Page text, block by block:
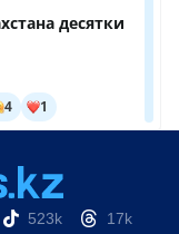
523k 17k